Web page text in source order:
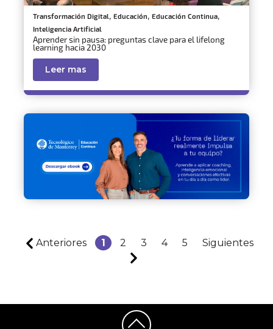
Transformación Digital, Educación, Educación Continua,
Inteligencia Artificial
Aprender sin pausa: preguntas clave para el lifelong
learning hacia 2030
Leer mas
Anteriores 1 2 3 4 5 Siguientes